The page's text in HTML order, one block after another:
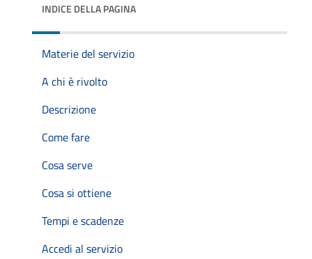
INDICE DELLA PAGINA
Materie del servizio
A chi è rivolto
Descrizione
Come fare
Cosa serve
Cosa si ottiene
Tempi e scadenze
Accedi al servizio